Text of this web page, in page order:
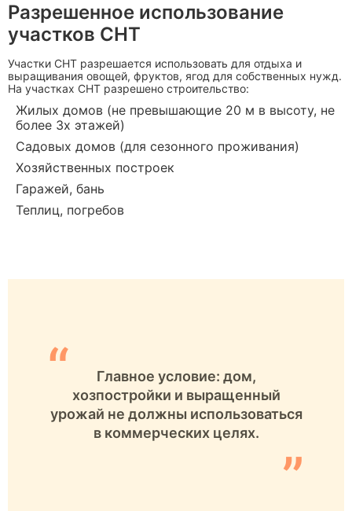
Разрешенное использование
участков СНТ
Участки СНТ разрешается использовать для отдыха и
выращивания овощей, фруктов, ягод для собственных нужд.
На участках СНТ разрешено строительство:
Жилых домов (не превышающие 20 м в высоту, не
более 3х этажей)
Садовых домов (для сезонного проживания)
Хозяйственных построек
Гаражей, бань
Теплиц, погребов
“
Главное условие: дом,
хозпостройки и выращенный
урожай не должны использоваться
в коммерческих целях.
”